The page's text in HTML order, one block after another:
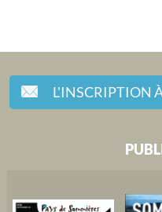
L'INSCRIPTION